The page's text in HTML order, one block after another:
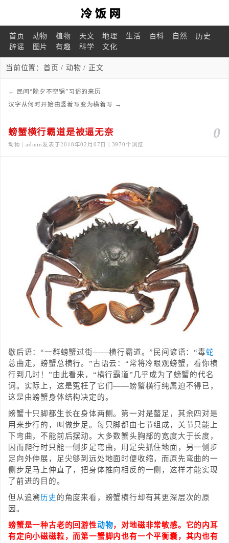
首页 动物 植物 天文 地理 生活 百科 自然
历史
辟谣
图片 有趣 科学 文化
当前位置： 首页 /动物 / 正文
←
民间“除夕不空锅”习俗的来历
汉字从何时开始由竖着写变为横着写 →
0
螃蟹横行霸道是被逼无奈
动物 | admin发表于2018年02月07日 | 3970个浏览
歇后语：“一群螃蟹过街——横行霸道。”民间谚语：“毒蛇
总曲走，螃蟹总横行。”古语云：“常将冷眼观螃蟹，看你横
行到几时！”由此看来，“横行霸道”几乎成为了螃蟹的代名
词。实际上，这是冤枉了它们——螃蟹横行纯属迫不得已，
这是由螃蟹身体结构决定的。
螃蟹十只脚都生长在身体两侧。第一对是螯足，其余四对是
用来步行的，叫做步足。每只脚都由七节组成，关节只能上
下弯曲，不能前后摆动。大多数蟹头胸部的宽度大于长度，
因而爬行时只能一侧步足弯曲，用足尖抓住地面，另一侧步
足向外伸展，足尖够到远处地面时便收缩，而原先弯曲的一
侧步足马上伸直了，把身体推向相反的一侧，这样才能实现
了前进的目的。
但从追溯 历史 的角度来看，螃蟹横行却有其更深层次的原
因。
螃蟹是一种古老的回游性动物，对地磁非常敏感。它的内耳
有定向小磁磁粒，而第一蟹脚内也有一个平衡囊，其内也有